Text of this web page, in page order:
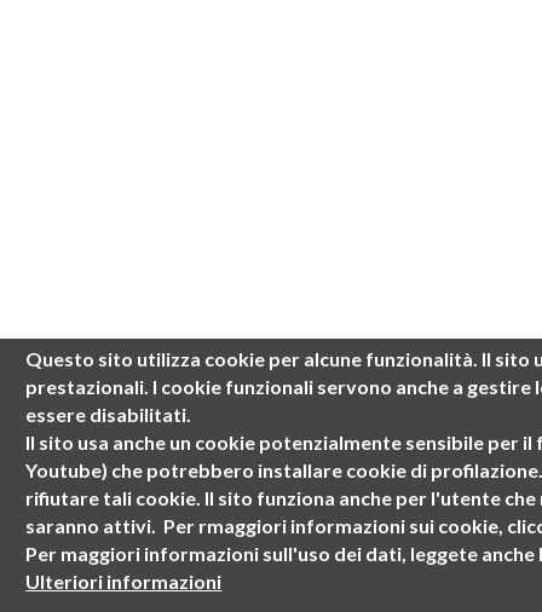
Questo sito utilizza cookie per alcune funzionalità. Il sito
prestazionali. I cookie funzionali servono anche a
essere disabilitati.
Il sito usa anche un cookie potenzialmente sensibile per
Youtube) che potrebbero installare cookie di
rifiutare tali cookie. Il sito funziona anche per l'utente
saranno attivi. Per rmaggiori informazioni sui cookie,
Per maggiori informazioni sull'uso dei dati, leggete
Ulteriori informazioni